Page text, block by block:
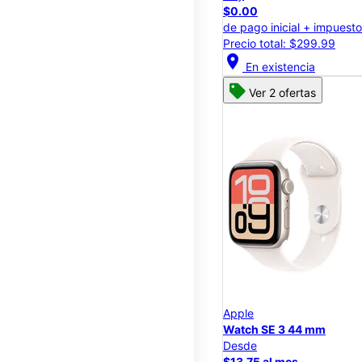
$0.00
de pago inicial +
Precio total: $299.99
location_on En existencia
Ver 2 ofertas
Apple
Watch SE 3 44 mm
Desde